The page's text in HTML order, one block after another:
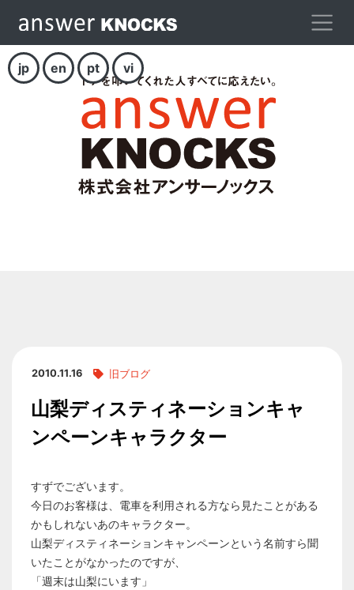
jp en pt vi
2010.11.16 旧ブログ
山梨ディスティネーションキャ
ンペーンキャラクター
すずでございます。
今日のお客様は、電車を利用される方なら見たことがある
かもしれないあのキャラクター。
山梨ディスティネーションキャンペーンという名前すら聞
いたことがなかったのですが、
「週末は山梨にいます」